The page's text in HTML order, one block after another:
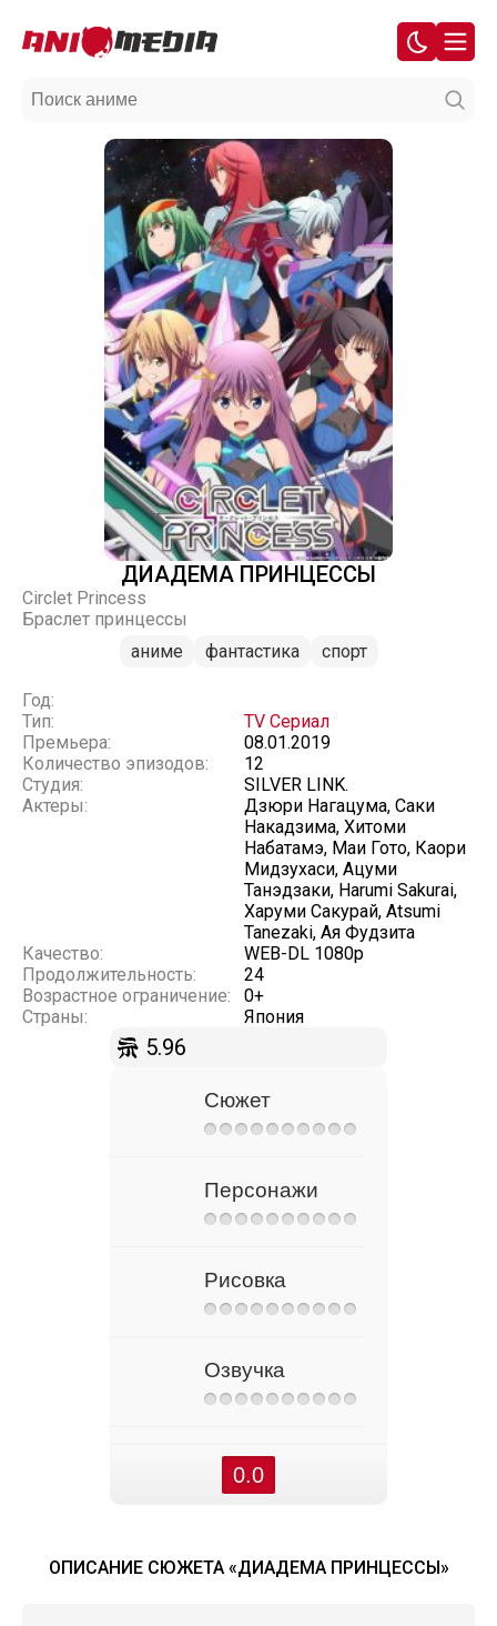
ДИАДЕМА ПРИНЦЕССЫ
Circlet Princess
Браслет принцессы
аниме
фантастика спорт
Год:
Тип:
TV Сериал
Премьера:
08.01.2019
Количество эпизодов:
12
Студия:
SILVER LINK.
Актеры:
Дзюри Нагацума, Саки
Накадзима, Хитоми
Набатамэ, Маи Гото, Каори
Мидзухаси, Ацуми
Танэдзаки, Harumi Sakurai,
Харуми Сакурай, Atsumi
Tanezaki, Ая Фудзита
Качество:
WEB-DL 1080p
Продолжительность:
24
Возрастное ограничение:
0+
Страны:
Япония
5.96
Сюжет
Персонажи
Рисовка
Озвучка
0.0
ОПИСАНИЕ СЮЖЕТА «ДИАДЕМА ПРИНЦЕССЫ»